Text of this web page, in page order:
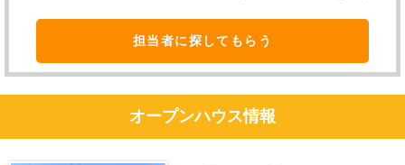
担当者に探してもらう
オープンハウス情報